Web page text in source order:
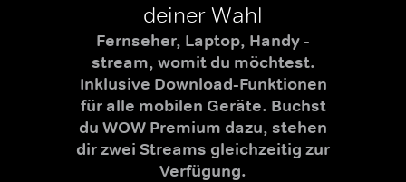
deiner Wahl
Fernseher, Laptop, Handy -
stream, womit du möchtest.
Inklusive Download-Funktionen
für alle mobilen Geräte. Buchst
du WOW Premium dazu, stehen
dir zwei Streams gleichzeitig zur
Verfügung.